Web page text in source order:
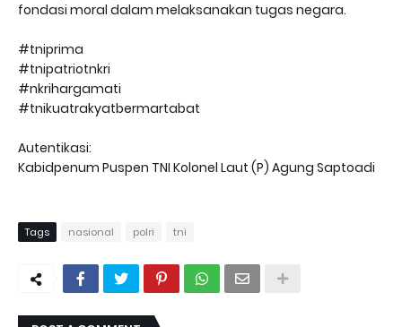
fondasi moral dalam melaksanakan tugas negara.
#tniprima
#tnipatriotnkri
#nkrihargamati
#tnikuatrakyatbermartabat
Autentikasi:
Kabidpenum Puspen TNI Kolonel Laut (P) Agung Saptoadi
Tags nasional polri tni